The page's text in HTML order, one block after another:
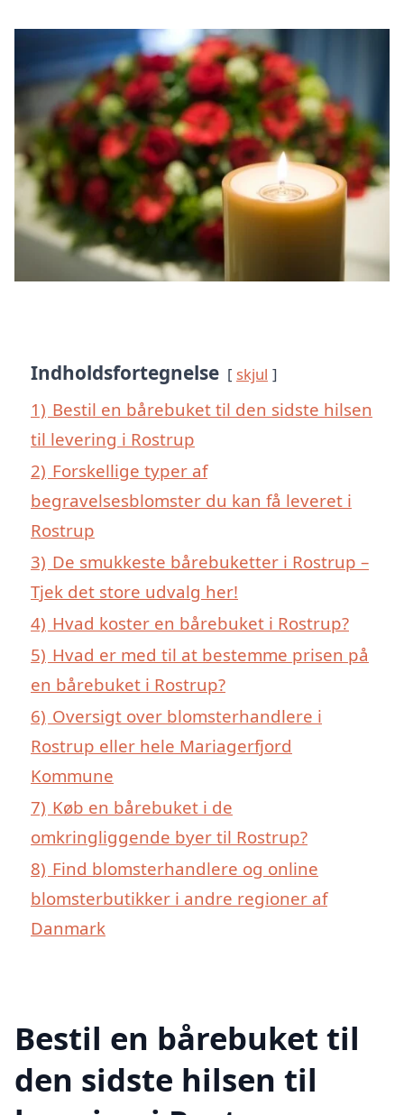
Indholdsfortegnelse skjul
1) Bestil en bårebuket til den sidste hilsen
til levering i Rostrup
2) Forskellige typer af
begravelsesblomster du kan få leveret i
Rostrup
3) De smukkeste bårebuketter i Rostrup –
Tjek det store udvalg her!
4) Hvad koster en bårebuket i Rostrup?
5) Hvad er med til at bestemme prisen på
en bårebuket i Rostrup?
6) Oversigt over blomsterhandlere i
Rostrup eller hele Mariagerfjord
Kommune
7) Køb en bårebuket i de
omkringliggende byer til Rostrup?
8) Find blomsterhandlere og online
blomsterbutikker i andre regioner af
Danmark
Bestil en bårebuket til
den sidste hilsen til